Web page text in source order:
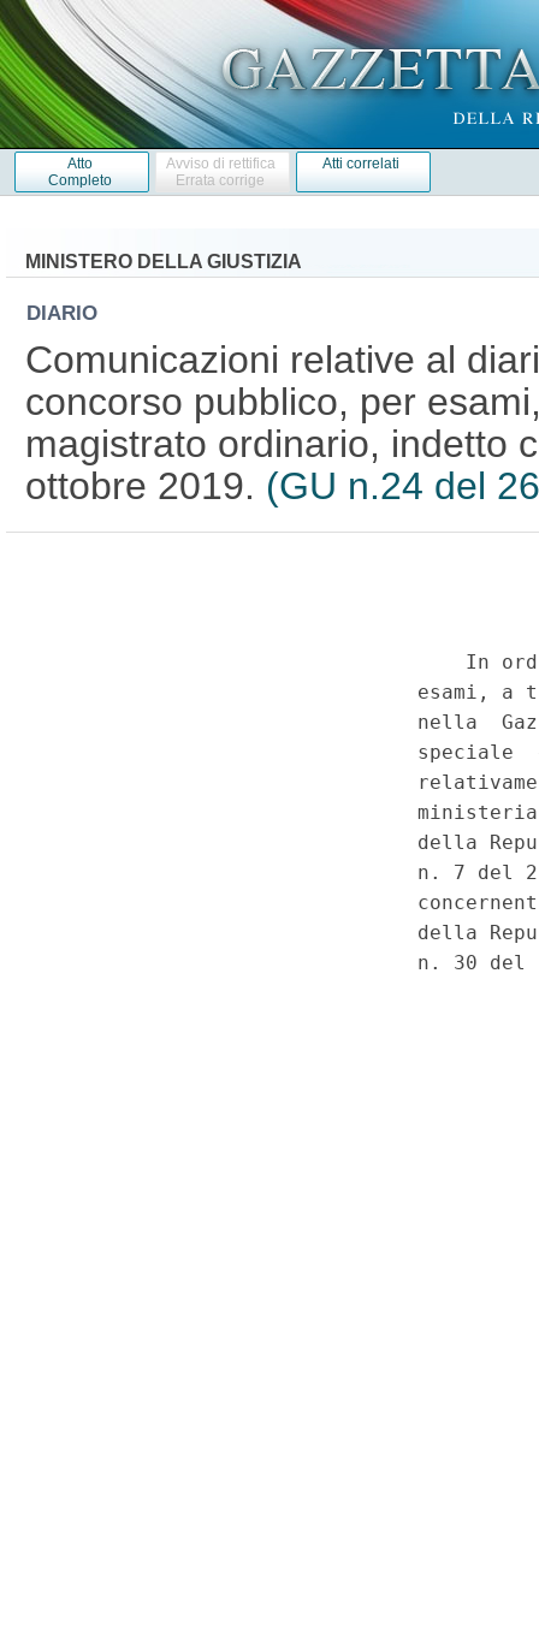
Atto
Completo
Avviso di rettifica
Errata corrige
Atti correlati
MINISTERO DELLA GIUSTIZIA
DIARIO
Comunicazioni relative al
concorso pubblico, per
magistrato ordinario, indetto
ottobre 2019. (GU n.24 del